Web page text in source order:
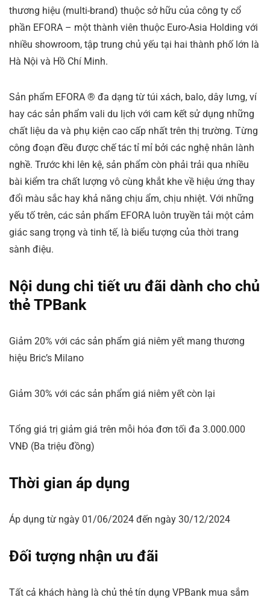
thương hiệu (multi-brand) thuộc sở hữu của công ty cổ
phần EFORA – một thành viên thuộc Euro-Asia Holding với
nhiều showroom, tập trung chủ yếu tại hai thành phố lớn là
Hà Nội và Hồ Chí Minh.
Sản phẩm EFORA ® đa dạng từ túi xách, balo, dây lưng, ví
hay các sản phẩm vali du lịch với cam kết sử dụng những
chất liệu da và phụ kiện cao cấp nhất trên thị trường. Từng
công đoạn đều được chế tác tỉ mỉ bởi các nghệ nhân lành
nghề. Trước khi lên kệ, sản phẩm còn phải trải qua nhiều
bài kiểm tra chất lượng vô cùng khắt khe về hiệu ứng thay
đổi màu sắc hay khả năng chịu ẩm, chịu nhiệt. Với những
yếu tố trên, các sản phẩm EFORA luôn truyền tải một cảm
giác sang trọng và tinh tế, là biểu tượng của thời trang
sành điệu.
Nội dung chi tiết ưu đãi dành cho chủ
thẻ TPBank
Giảm 20% với các sản phẩm giá niêm yết mang thương
hiệu Bric’s Milano
Giảm 30% với các sản phẩm giá niêm yết còn lại
Tổng giá trị giảm giá trên mỗi hóa đơn tối đa 3.000.000
VNĐ (Ba triệu đồng)
Thời gian áp dụng
Áp dụng từ ngày 01/06/2024 đến ngày 30/12/2024
Đối tượng nhận ưu đãi
Tất cả khách hàng là chủ thẻ tín dụng VPBank mua sắm